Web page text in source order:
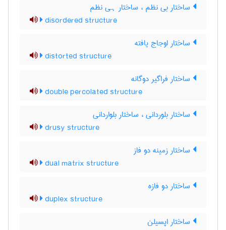
ساختار بی نظم ، ساختار ہی نظم
disordered structure
ساختار اوجاج یافته
distorted structure
ساختار فراگیر دوگانه
double percolated structure
ساختار بلوردانی ، ساختار بلواردانی
drusy structure
ساختار زمینه دو فاز
dual matrix structure
ساختار دو فازه
duplex structure
ساختار اپسیلن